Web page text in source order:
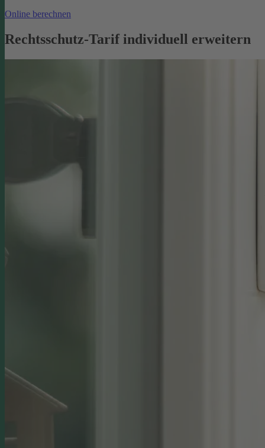
Online berechnen
Rechtsschutz-Tarif individuell erweitern